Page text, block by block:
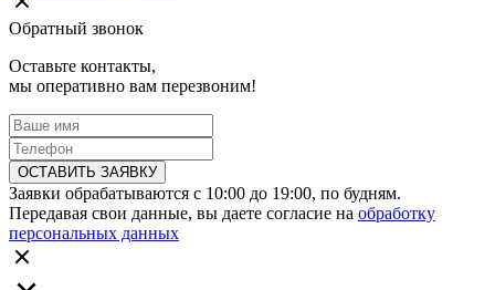
Обратный звонок
Оставьте контакты,
мы оперативно вам перезвоним!
ОСТАВИТЬ ЗАЯВКУ
Заявки обрабатываются с 10:00 до 19:00, по будням.
Передавая свои данные, вы даете согласие на обработку
персональных данных